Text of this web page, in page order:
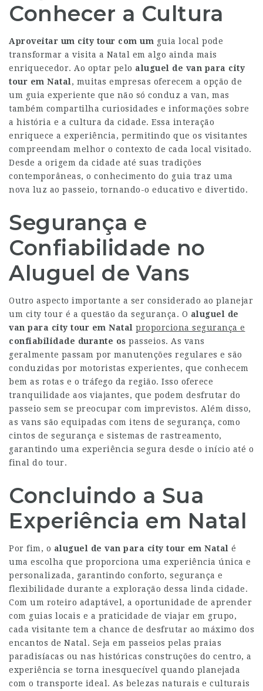
Conhecer a Cultura
Aproveitar um city tour com um guia local pode
transformar a visita a Natal em algo ainda mais
enriquecedor. Ao optar pelo aluguel de van para city
tour em Natal , muitas empresas oferecem a opção de
um guia experiente que não só conduz a van, mas
também compartilha curiosidades e informações sobre
a história e a cultura da cidade. Essa interação
enriquece a experiência, permitindo que os visitantes
compreendam melhor o contexto de cada local visitado.
Desde a origem da cidade até suas tradições
contemporâneas, o conhecimento do guia traz uma
nova luz ao passeio, tornando-o educativo e divertido.
Segurança e
Confiabilidade no
Aluguel de Vans
Outro aspecto importante a ser considerado ao planejar
um city tour é a questão da segurança. O aluguel de
van para city tour em Natal proporciona segurança e
confiabilidade durante os passeios. As vans
geralmente passam por manutenções regulares e são
conduzidas por motoristas experientes, que conhecem
bem as rotas e o tráfego da região. Isso oferece
tranquilidade aos viajantes, que podem desfrutar do
passeio sem se preocupar com imprevistos. Além disso,
as vans são equipadas com itens de segurança, como
cintos de segurança e sistemas de rastreamento,
garantindo uma experiência segura desde o início até o
final do tour.
Concluindo a Sua
Experiência em Natal
Por fim, o aluguel de van para city tour em Natal é
uma escolha que proporciona uma experiência única e
personalizada, garantindo conforto, segurança e
flexibilidade durante a exploração dessa linda cidade.
Com um roteiro adaptável, a oportunidade de aprender
com guias locais e a praticidade de viajar em grupo,
cada visitante tem a chance de desfrutar ao máximo dos
encantos de Natal. Seja em passeios pelas praias
paradisíacas ou nas históricas construções do centro, a
experiência se torna inesquecível quando planejada
com o transporte ideal. As belezas naturais e culturais